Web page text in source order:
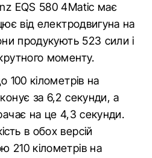
EQS 580 4Matic має
від електродвигуна на
продукують 523 сили і
моменту.
100 кілометрів на
за 6,2 секунди, а
на це 4,3 секунди.
в обох версій
210 кілометрів на